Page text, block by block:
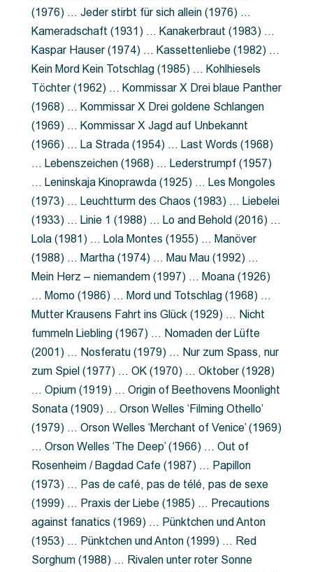
(1976) … Jeder stirbt für sich allein (1976) …
Kameradschaft (1931) … Kanakerbraut (1983) …
Kaspar Hauser (1974) … Kassettenliebe (1982) …
Kein Mord Kein Totschlag (1985) … Kohlhiesels
Töchter (1962) … Kommissar X Drei blaue Panther
(1968) … Kommissar X Drei goldene Schlangen
(1969) … Kommissar X Jagd auf Unbekannt
(1966) … La Strada (1954) … Last Words (1968)
… Lebenszeichen (1968) … Lederstrumpf (1957)
… Leninskaja Kinoprawda (1925) … Les Mongoles
(1973) … Leuchtturm des Chaos (1983) … Liebelei
(1933) … Linie 1 (1988) … Lo and Behold (2016) …
Lola (1981) … Lola Montes (1955) … Manöver
(1988) … Martha (1974) … Mau Mau (1992) …
Mein Herz – niemandem (1997) … Moana (1926)
… Momo (1986) … Mord und Totschlag (1968) …
Mutter Krausens Fahrt ins Glück (1929) … Nicht
fummeln Liebling (1967) … Nomaden der Lüfte
(2001) … Nosferatu (1979) … Nur zum Spass, nur
zum Spiel (1977) … OK (1970) … Oktober (1928)
… Opium (1919) … Origin of Beethovens Moonlight
Sonata (1909) … Orson Welles ‘Filming Othello’
(1979) … Orson Welles ‘Merchant of Venice’ (1969)
… Orson Welles ‘The Deep’ (1966) … Out of
Rosenheim / Bagdad Cafe (1987) … Papillon
(1973) … Pas de café, pas de télé, pas de sexe
(1999) … Praxis der Liebe (1985) … Precautions
against fanatics (1969) … Pünktchen und Anton
(1953) … Pünktchen und Anton (1999) … Red
Sorghum (1988) … Rivalen unter roter Sonne